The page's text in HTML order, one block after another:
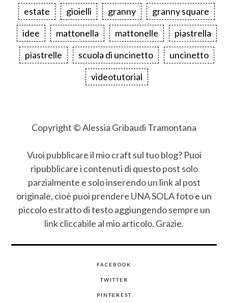
estate
gioielli granny
granny square
idee
mattonella mattonelle
piastrella
piastrelle
scuola di uncinetto
uncinetto
videotutorial
Copyright © Alessia Gribaudi Tramontana
Vuoi pubblicare il mio craft sul tuo blog? Puoi
ripubblicare i contenuti di questo post solo
parzialmente e solo inserendo un link al post
originale, cioè puoi prendere UNA SOLA foto e un
piccolo estratto di testo aggiungendo sempre un
link cliccabile al mio articolo. Grazie.
FACEBOOK
TWITTER
PINTEREST